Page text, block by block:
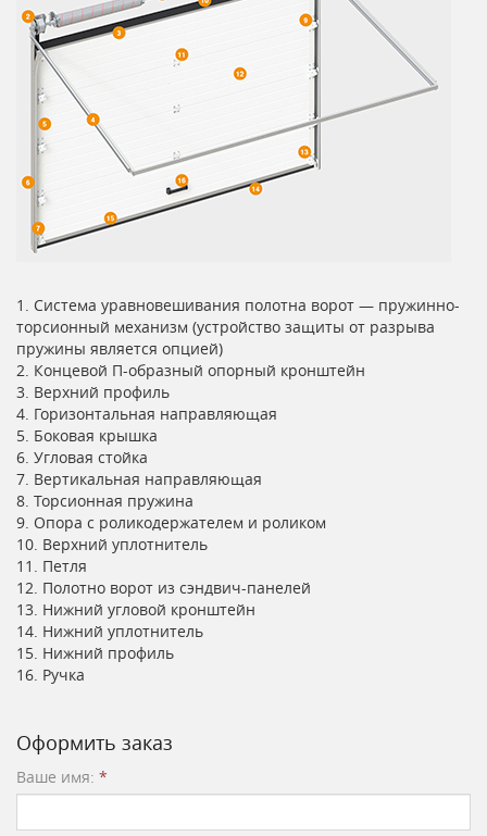
1. Система уравновешивания полотна ворот — пружинно-
торсионный механизм (устройство защиты от разрыва
пружины является опцией)
2. Концевой П-образный опорный кронштейн
3. Верхний профиль
4. Горизонтальная направляющая
5. Боковая крышка
6. Угловая стойка
7. Вертикальная направляющая
8. Торсионная пружина
9. Опора с роликодержателем и роликом
10. Верхний уплотнитель
11. Петля
12. Полотно ворот из сэндвич-панелей
13. Нижний угловой кронштейн
14. Нижний уплотнитель
15. Нижний профиль
16. Ручка
Оформить заказ
Ваше имя: *